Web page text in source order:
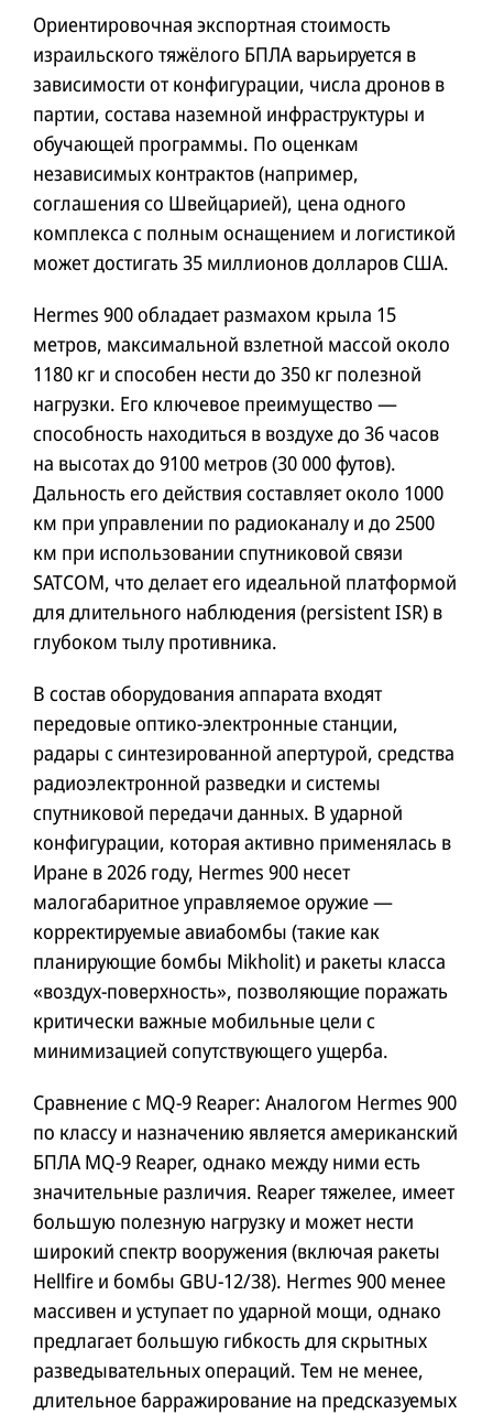
Ориентировочная экспортная стоимость
израильского тяжёлого БПЛА варьируется в
зависимости от конфигурации, числа дронов в
партии, состава наземной инфраструктуры и
обучающей программы. По оценкам
независимых контрактов (например,
соглашения со Швейцарией), цена одного
комплекса с полным оснащением и логистикой
может достигать 35 миллионов долларов США.
Hermes 900 обладает размахом крыла 15
метров, максимальной взлетной массой около
1180 кг и способен нести до 350 кг полезной
нагрузки. Его ключевое преимущество —
способность находиться в воздухе до 36 часов
на высотах до 9100 метров (30 000 футов).
Дальность его действия составляет около 1000
км при управлении по радиоканалу и до 2500
км при использовании спутниковой связи
SATCOM, что делает его идеальной платформой
для длительного наблюдения (persistent ISR) в
глубоком тылу противника.
В состав оборудования аппарата входят
передовые оптико-электронные станции,
радары с синтезированной апертурой, средства
радиоэлектронной разведки и системы
спутниковой передачи данных. В ударной
конфигурации, которая активно применялась в
Иране в 2026 году, Hermes 900 несет
малогабаритное управляемое оружие —
корректируемые авиабомбы (такие как
планирующие бомбы Mikholit) и ракеты класса
«воздух-поверхность», позволяющие поражать
критически важные мобильные цели с
минимизацией сопутствующего ущерба.
Сравнение с MQ-9 Reaper: Аналогом Hermes 900
по классу и назначению является американский
БПЛА MQ-9 Reaper, однако между ними есть
значительные различия. Reaper тяжелее, имеет
большую полезную нагрузку и может нести
широкий спектр вооружения (включая ракеты
Hellfire и бомбы GBU-12/38). Hermes 900 менее
массивен и уступает по ударной мощи, однако
предлагает большую гибкость для скрытных
разведывательных операций. Тем не менее,
длительное барражирование на предсказуемых